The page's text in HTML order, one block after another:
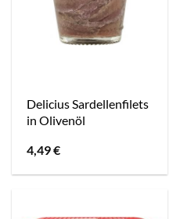
Delicius Sardellenfilets
in Olivenöl
4,49€